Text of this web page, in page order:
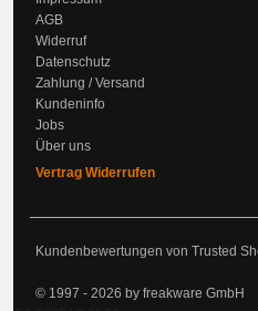
AGB
Widerruf
Datenschutz
Zahlung / Versand
Kundeninfo
Jobs
Über uns
Vertrag Widerrufen
Kundenbewertungen von Trusted
© 1997 - 2026 by freakware GmbH